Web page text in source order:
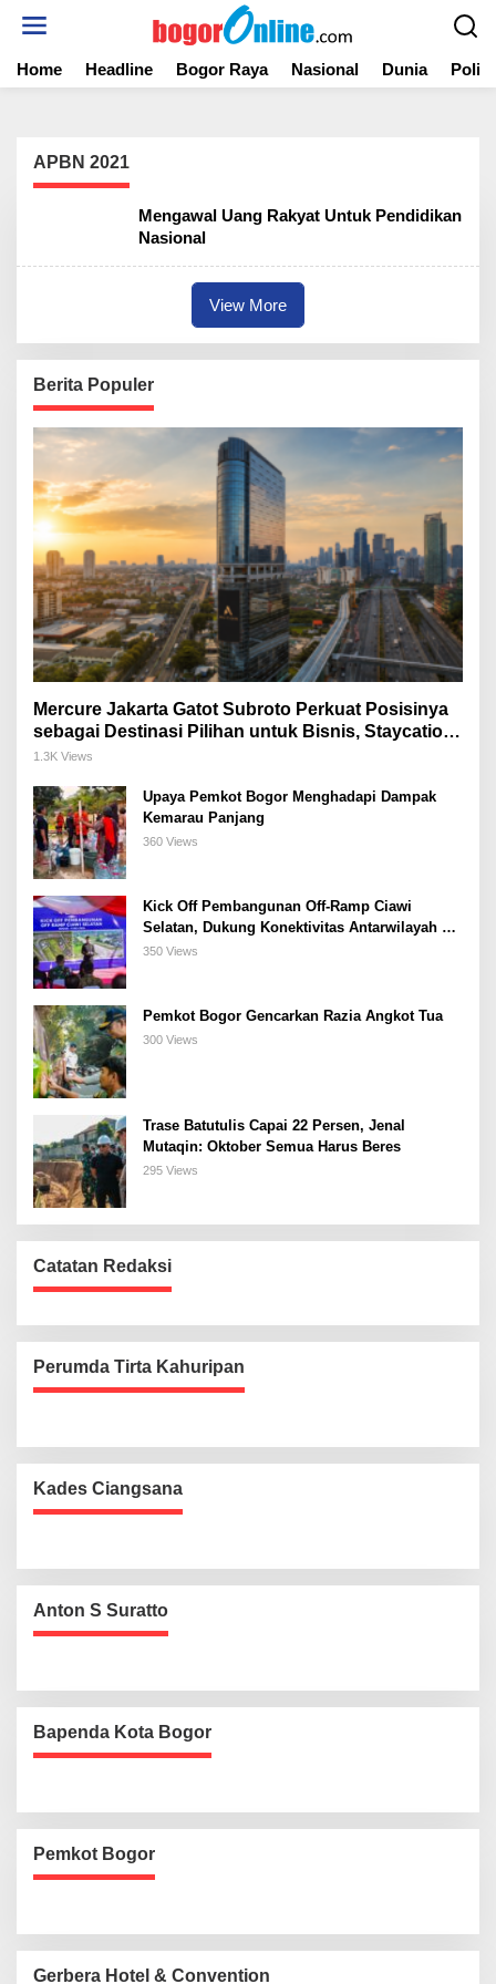
t
Home Headline Bogor Raya Nasional Dunia
APBN 2021
Mengawal Uang Rakyat Untuk Pendidikan
Nasional
View More
Berita Populer
Mercure Jakarta Gatot Subroto Perkuat Posisinya
sebagai Destinasi Pilihan untuk Bisnis, Staycation,
Meeting, dan Kuliner di Jakarta Selatan
1.3K Views
Upaya Pemkot Bogor Menghadapi Dampak
Kemarau Panjang
360 Views
Kick Off Pembangunan Off-Ramp Ciawi
Selatan, Dukung Konektivitas Antarwilayah di
Bogor Selatan
350 Views
Pemkot Bogor Gencarkan Razia Angkot Tua
300 Views
Trase Batutulis Capai 22 Persen, Jenal
Mutaqin: Oktober Semua Harus Beres
295 Views
Catatan Redaksi
Perumda Tirta Kahuripan
Kades Ciangsana
Anton S Suratto
Bapenda Kota Bogor
Pemkot Bogor
Gerbera Hotel & Convention